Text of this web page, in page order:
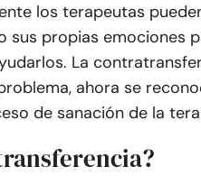
los terapeutas
sus propias emociones
La
ahora se
de sanación de la